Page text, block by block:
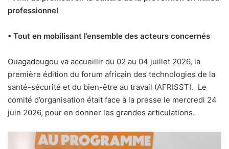
professionnel
• Tout en mobilisant l’ensemble des acteurs concernés
Ouagadougou va accueillir du 02 au 04 juillet 2026, la
première édition du forum africain des technologies de la
santé-sécurité et du bien-être au travail (AFRISST). Le
comité d’organisation était face à la presse le mercredi 24
juin 2026, pour en donner les grandes articulations.